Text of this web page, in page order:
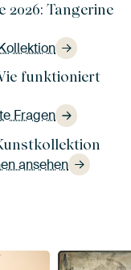
2026: Tangerine
funktioniert
Fragen
ansehen